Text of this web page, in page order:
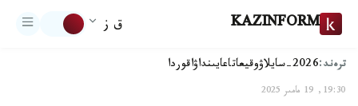
KAZINFORM ق ز
ترەند:2026-سايلاۋ وقيعاتاعايىنداۋاقوردا
19:30, 19 مامىر 2025